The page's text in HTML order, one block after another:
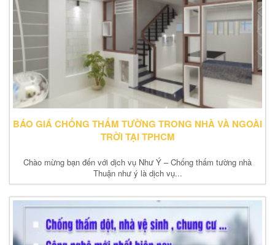
BÁO GIÁ CHỐNG THẤM TƯỜNG TRONG NHÀ VÀ NGOÀI
TRỜI TẠI TPHCM
Chào mừng bạn đến với dịch vụ Như Ý – Chống thấm tường nhà
Thuận như ý là dịch vụ...